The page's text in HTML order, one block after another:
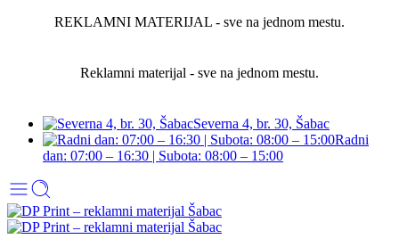
REKLAMNI MATERIJAL - sve na jednom mestu.
Reklamni materijal - sve na jednom mestu.
Severna 4, br. 30, Šabac
Radni
dan: 07:00 – 16:30 | Subota: 08:00 – 15:00